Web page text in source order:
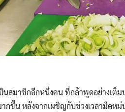
นสมาชิกอีกหนึ่งคน ที่กล้าพูดอย่างเต็
กขึ้น หลังจากเผชิญกับช่วงเวลามืดห